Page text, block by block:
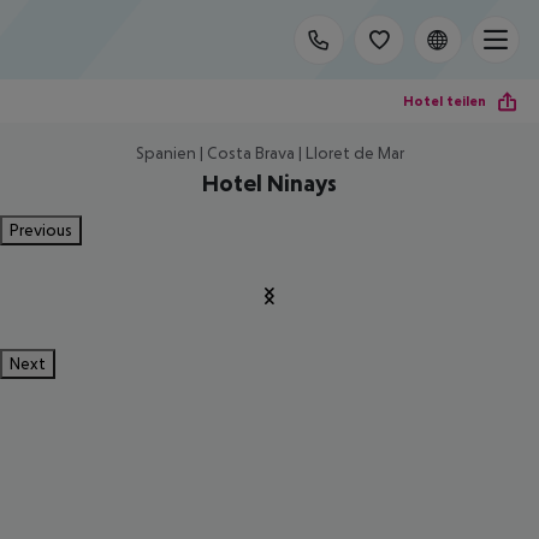
Hotel teilen
Spanien | Costa Brava | Lloret de Mar
Hotel Ninays
Previous
Next